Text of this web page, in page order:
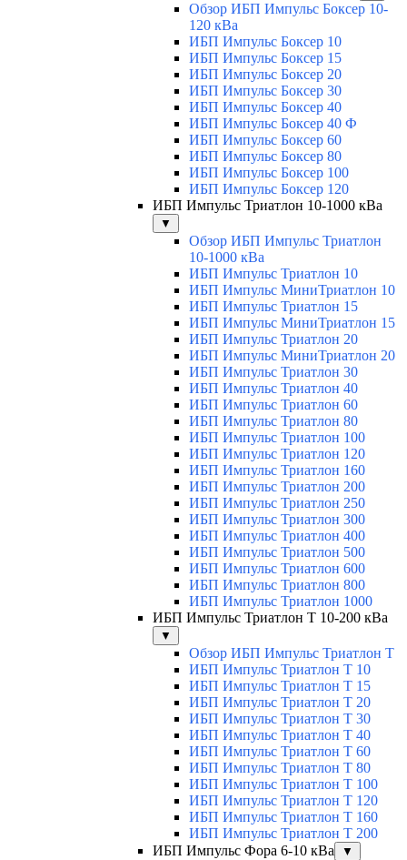
Обзор ИБП Импульс Боксер 10-
120 кВа
ИБП Импульс Боксер 10
ИБП Импульс Боксер 15
ИБП Импульс Боксер 20
ИБП Импульс Боксер 30
ИБП Импульс Боксер 40
ИБП Импульс Боксер 40 Ф
ИБП Импульс Боксер 60
ИБП Импульс Боксер 80
ИБП Импульс Боксер 100
ИБП Импульс Боксер 120
ИБП Импульс Триатлон 10-1000 кВа
▼
Обзор ИБП Импульс Триатлон
10-1000 кВа
ИБП Импульс Триатлон 10
ИБП Импульс МиниТриатлон 10
ИБП Импульс Триатлон 15
ИБП Импульс МиниТриатлон 15
ИБП Импульс Триатлон 20
ИБП Импульс МиниТриатлон 20
ИБП Импульс Триатлон 30
ИБП Импульс Триатлон 40
ИБП Импульс Триатлон 60
ИБП Импульс Триатлон 80
ИБП Импульс Триатлон 100
ИБП Импульс Триатлон 120
ИБП Импульс Триатлон 160
ИБП Импульс Триатлон 200
ИБП Импульс Триатлон 250
ИБП Импульс Триатлон 300
ИБП Импульс Триатлон 400
ИБП Импульс Триатлон 500
ИБП Импульс Триатлон 600
ИБП Импульс Триатлон 800
ИБП Импульс Триатлон 1000
ИБП Импульс Триатлон Т 10-200 кВа
▼
Обзор ИБП Импульс Триатлон Т
ИБП Импульс Триатлон Т 10
ИБП Импульс Триатлон Т 15
ИБП Импульс Триатлон Т 20
ИБП Импульс Триатлон Т 30
ИБП Импульс Триатлон Т 40
ИБП Импульс Триатлон Т 60
ИБП Импульс Триатлон Т 80
ИБП Импульс Триатлон Т 100
ИБП Импульс Триатлон Т 120
ИБП Импульс Триатлон Т 160
ИБП Импульс Триатлон Т 200
ИБП Импульс Фора 6-10 кВа
▼